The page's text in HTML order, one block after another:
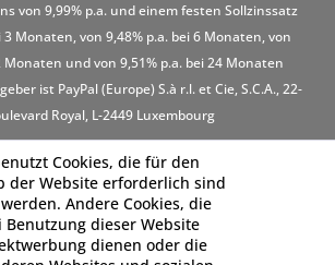
von 9,99% p.a. und einem festen Sollzinssatz
3 Monaten, von 9,48% p.a. bei 6 Monaten, von
Monaten und von 9,51% p.a. bei 24 Monaten
ist PayPal (Europe) S.à r.l. et Cie, S.C.A., 22-
Royal, L-2449 Luxembourg
Cookies, die für den
der Website erforderlich sind
Andere Cookies, die
dieser Website
dienen oder die